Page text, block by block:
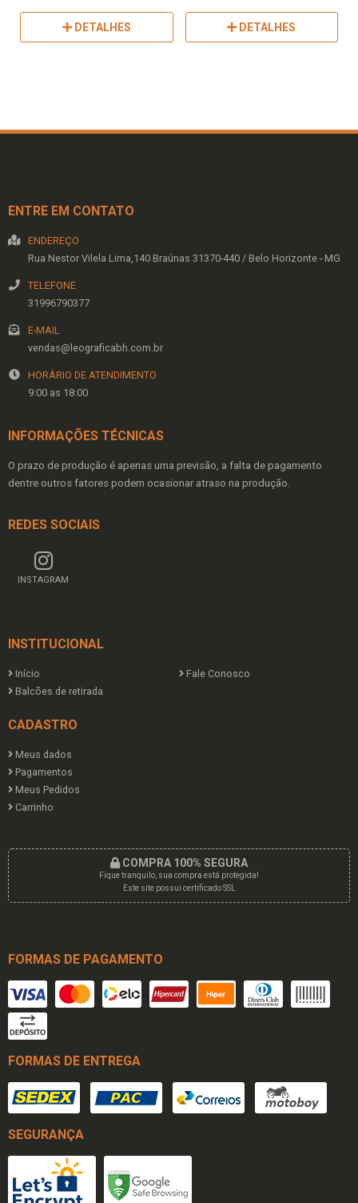
DETALHES DETALHES
ENTRE EM CONTATO
ENDEREÇO
Rua Nestor Vilela Lima,140 Braúnas 31370-440 / Belo Horizonte - MG
TELEFONE
31996790377
E-MAIL
vendas@leograficabh.com.br
HORÁRIO DE ATENDIMENTO
9:00 as 18:00
INFORMAÇÕES TÉCNICAS
O prazo de produção é apenas uma previsão, a falta de pagamento
dentre outros fatores podem ocasionar atraso na produção.
REDES SOCIAIS
INSTAGRAM
INSTITUCIONAL
Início
Fale Conosco
Balcões de retirada
CADASTRO
Meus dados
Pagamentos
Meus Pedidos
Carrinho
COMPRA 100% SEGURA
Fique tranquilo, sua compra está protegida!
Este site possui certificado SSL
FORMAS DE PAGAMENTO
FORMAS DE ENTREGA
SEGURANÇA